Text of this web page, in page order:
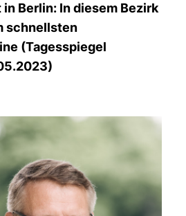
Berlin: In diesem Bezirk
schnellsten
(Tagesspiegel